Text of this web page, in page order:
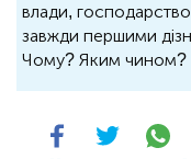
влади,
завжди першими
Чому? Яким чином?